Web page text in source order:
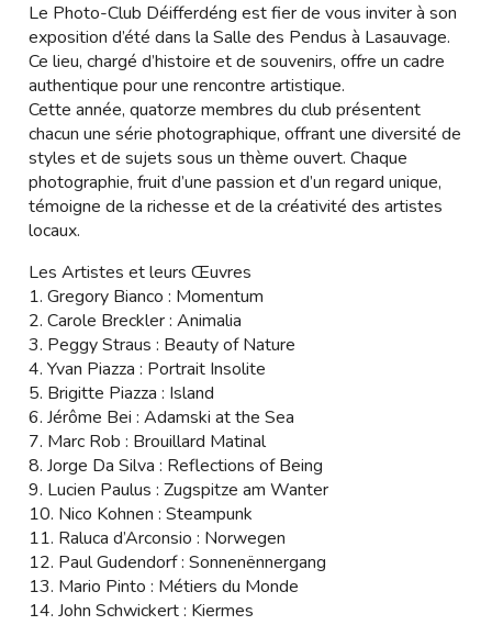
Le Photo-Club Déifferdéng est fier de vous inviter à son
exposition d’été dans la Salle des Pendus à Lasauvage.
Ce lieu, chargé d’histoire et de souvenirs, offre un cadre
authentique pour une rencontre artistique.
Cette année, quatorze membres du club présentent
chacun une série photographique, offrant une diversité de
styles et de sujets sous un thème ouvert. Chaque
photographie, fruit d’une passion et d’un regard unique,
témoigne de la richesse et de la créativité des artistes
locaux.
Les Artistes et leurs Œuvres
1. Gregory Bianco : Momentum
2. Carole Breckler : Animalia
3. Peggy Straus : Beauty of Nature
4. Yvan Piazza : Portrait Insolite
5. Brigitte Piazza : Island
6. Jérôme Bei : Adamski at the Sea
7. Marc Rob : Brouillard Matinal
8. Jorge Da Silva : Reflections of Being
9. Lucien Paulus : Zugspitze am Wanter
10. Nico Kohnen : Steampunk
11. Raluca d’Arconsio : Norwegen
12. Paul Gudendorf : Sonnenënnergang
13. Mario Pinto : Métiers du Monde
14. John Schwickert : Kiermes